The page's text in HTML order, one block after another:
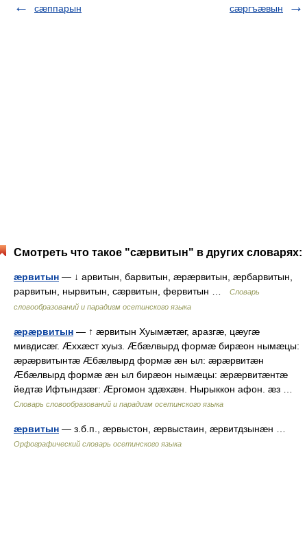
сæппарын
сæргъæвын
Смотреть что такое "сæрвитын" в других словарях:
æрвитын — ↓ арвитын, барвитын, æрæрвитын, æрбарвитын,
рарвитын, нырвитын, сæрвитын, фервитын …
Словарь
словообразований и парадигм осетинского языка
æрæрвитын — ↑ æрвитын Хуымæтæг, аразгæ, цæугæ
мивдисæг. Æххæст хуыз. Æбæлвырд формæ бирæон нымæцы:
æрæрвитынтæ Æбæлвырд формæ æн ыл: æрæрвитæн
Æбæлвырд формæ æн ыл бирæон нымæцы: æрæрвитæнтæ
йедтæ Ифтындзæг: Æргомон здæхæн. Нырыккон афон. æз …
Словарь словообразований и парадигм осетинского языка
æрвитын — з.б.п., æрвыстон, æрвыстаин, æрвитдзынæн …
Орфографический словарь осетинского языка